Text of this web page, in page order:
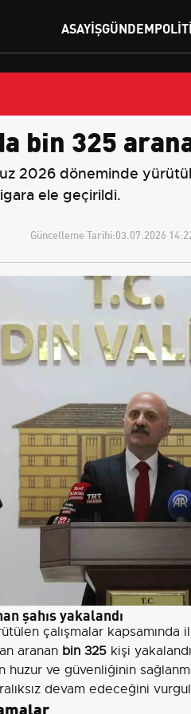
ASAYIŞGÜNDEM
bin 325
2026 döneminde
ele geçirildi.
Güncelleme Tarihi:03.07.2026
şahıs yakalandı
çalışmalar kapsamında
aranan bin 325 kişi
huzur ve güvenliğinin
devam edeceğini